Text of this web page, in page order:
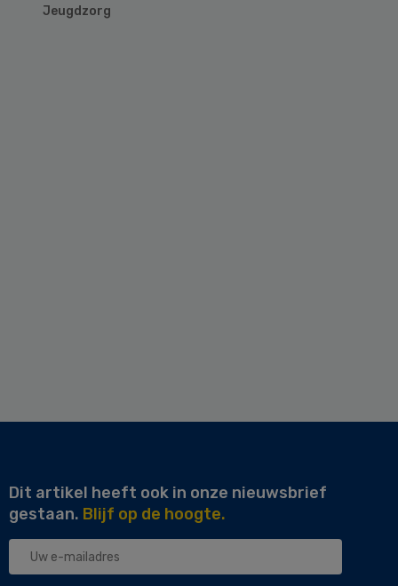
Jeugdzorg
Dit artikel heeft ook in onze nieuwsbrief
gestaan. Blijf op de hoogte.
Uw